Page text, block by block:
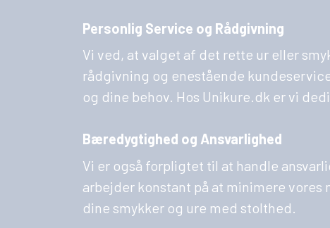
Personlig Service og Rådgivning
Vi ved, at valget af det rette ur eller
rådgivning og enestående
og dine behov. Hos Unikure.dk er vi
Bæredygtighed og Ansvarlighed
Vi er også forpligtet til at handle
arbejder konstant på at minimere
dine smykker og ure med stolthed.